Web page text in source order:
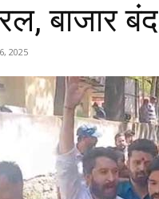
बाजार बंद
2025